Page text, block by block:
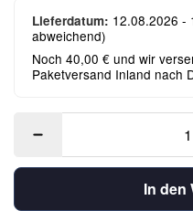
Lieferdatum: 12.08.2026 -
abweichend)
Noch 40,00 € und wir
Paketversand Inland nach
In den